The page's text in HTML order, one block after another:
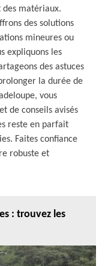
des matériaux.
des solutions
mineures ou
expliquons les
des astuces
la durée de
vous
de conseils avisés
reste en parfait
Faites confiance
robuste et
: trouvez les